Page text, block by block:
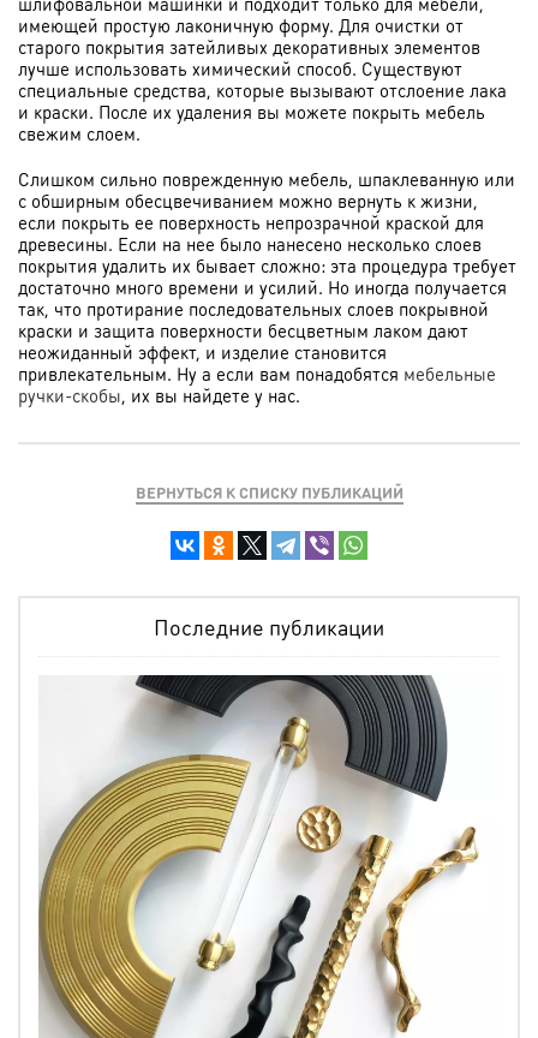
имеющей простую лаконичную форму. Для очистки от
старого покрытия затейливых декоративных элементов
лучше использовать химический способ. Существуют
специальные средства, которые вызывают отслоение лака
и краски. После их удаления вы можете покрыть мебель
свежим слоем.
Слишком сильно поврежденную мебель, шпаклеванную или
с обширным обесцвечиванием можно вернуть к жизни,
если покрыть ее поверхность непрозрачной краской для
древесины. Если на нее было нанесено несколько слоев
покрытия удалить их бывает сложно: эта процедура требует
достаточно много времени и усилий. Но иногда получается
так, что протирание последовательных слоев покрывной
краски и защита поверхности бесцветным лаком дают
неожиданный эффект, и изделие становится
привлекательным. Ну а если вам понадобятся мебельные
ручки-скобы, их вы найдете у нас.
ВЕРНУТЬСЯ К СПИСКУ ПУБЛИКАЦИЙ
Последние публикации